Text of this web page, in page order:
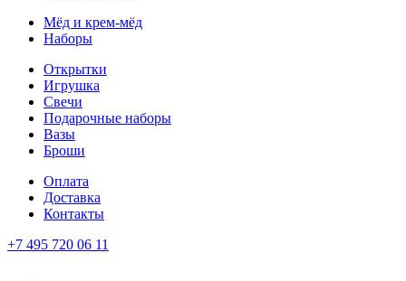
Мёд и крем-мёд
Наборы
Открытки
Игрушка
Свечи
Подарочные наборы
Вазы
Броши
Оплата
Доставка
Контакты
+7 495 720 06 11